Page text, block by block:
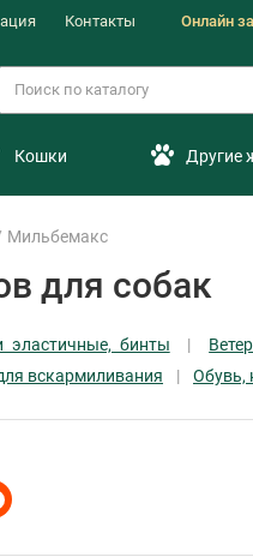
Контакты Онлайн
Кошки Другие
Мильбемакс
для собак
эластичные, бинты
вскармиливания Обувь,